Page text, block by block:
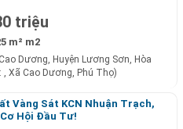
triệu
m² m2
Dương, Huyện Lương Sơn, Hòa
, Xã Cao Dương, Phú Thọ)
Vàng Sát KCN Nhuận Trạch,
Hội Đầu Tư!